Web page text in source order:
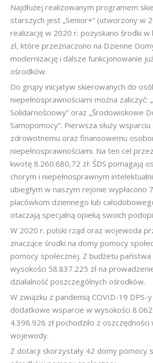
Najdłużej realizowanym programem
starszych jest „Senior+” (utworzony w
realizację w 2020 r. pozyskano środki w
zł, które przeznaczono na Dzienne
modernizację i dalsze funkcjonowanie
ośrodków.
Do grupy inicjatyw skierowanych do
niepełnosprawnościami można zaliczyć:
Solidarnościowy” oraz „Środowiskowe
Samopomocy”. Pierwsza służy wsparciu
zdrowotnemu oraz finansowemu
niepełnosprawnościami. Na ten cel
kwotę 8.260.680,72 zł. ŚDS pomagają
chorym i niepełnosprawnym
ubiegłym w naszym rejonie wypłacono
placówkom dziennego lub
otaczają specjalną opieką swoich
W 2020 r. polski rząd oraz wojewoda
znaczące środki na domy pomocy
pomocy społecznej. Z budżetu
wysokości 58.837.225 zł na
działalność poszczególnych ośrodków.
W związku z pandemią COVID-19 DPS-
dodatkowe wsparcie w wysokości
4.398.926 zł pochodziło z oszczędności
wojewody.
Z dotacji skorzystały 42 domy pomocy